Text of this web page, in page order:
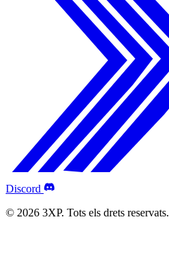
Discord
© 2026 3XP. Tots els drets reservats.